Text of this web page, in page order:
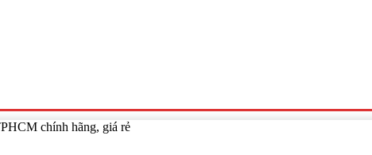
chính hãng, giá rẻ